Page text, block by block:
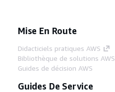
Mise En Route
Didacticiels pratiques AWS
Bibliothèque de solutions AWS
Guides de décision AWS
Guides De Service